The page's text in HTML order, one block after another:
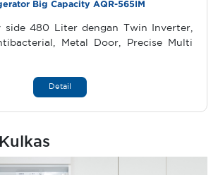
Big Capacity AQR-565IM
side 480 Liter dengan Twin Inverter,
Metal Door, Precise Multi
Detail